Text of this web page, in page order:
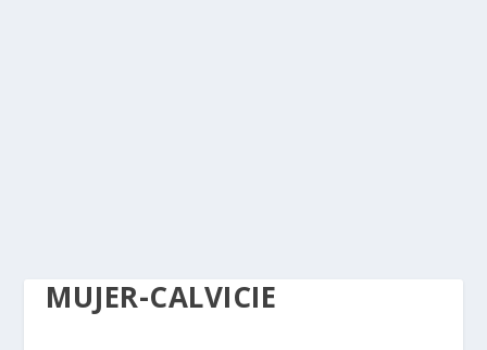
MUJER-CALVICIE